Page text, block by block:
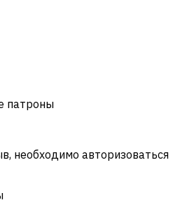
патроны
необходимо авторизоваться